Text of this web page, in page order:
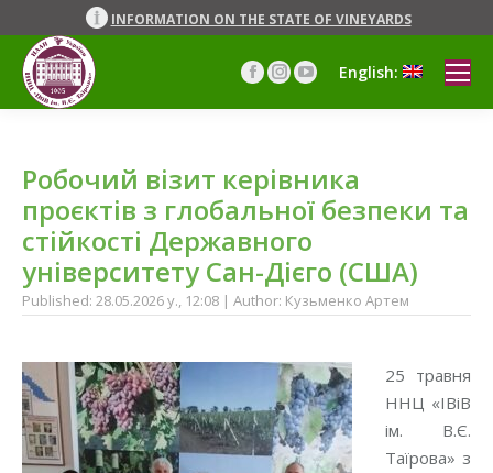
INFORMATION ON THE STATE OF VINEYARDS
Facebook
page
new
window
Instagram
page
new
window
YouTube
page
new
window
English:
Робочий візит керівника
проєктів з глобальної безпеки та
стійкості Державного
університету Сан-Дієго (США)
Published: 28.05.2026 y., 12:08 | Author: Кузьменко Артем
25 травня
ННЦ «ІВіВ
ім. В.Є.
Таїрова» з